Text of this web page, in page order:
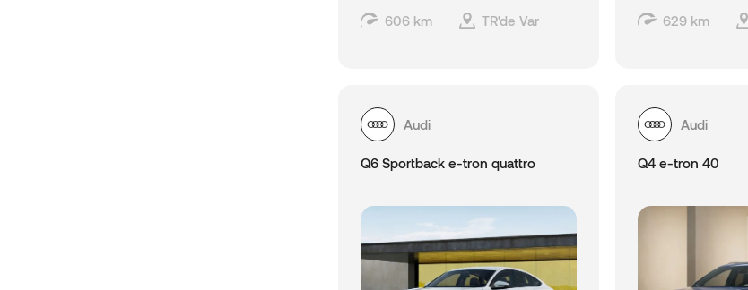
606 km
TR'de Var
629 km
Audi
Q6 Sportback e-tron quattro
Audi
Q4 e-tron 40